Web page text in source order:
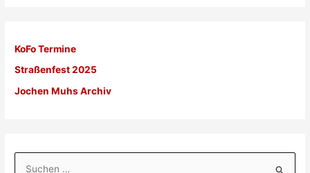
KoFo Termine
Straßenfest 2025
Jochen Muhs Archiv